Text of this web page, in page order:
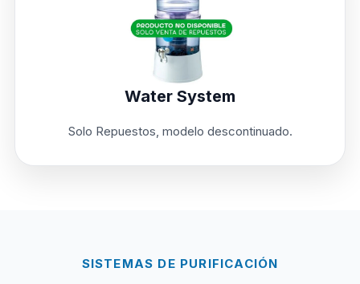
Water System
Solo Repuestos, modelo descontinuado.
SISTEMAS DE PURIFICACIÓN